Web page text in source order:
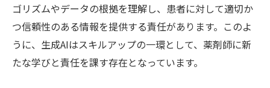
ゴリズムやデータの根拠を理解し、患者に対して適切か
つ信頼性のある情報を提供する責任があります。このよ
うに、生成AIはスキルアップの一環として、薬剤師に新
たな学びと責任を課す存在となっています。